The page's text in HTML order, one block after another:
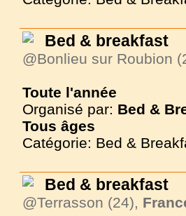
Bed & breakfast
@Bonlieu sur Roubion
Toute l'année
Organisé par: Bed &
Tous âges
Catégorie: Bed &
Bed & breakfast
@Terrasson (24),